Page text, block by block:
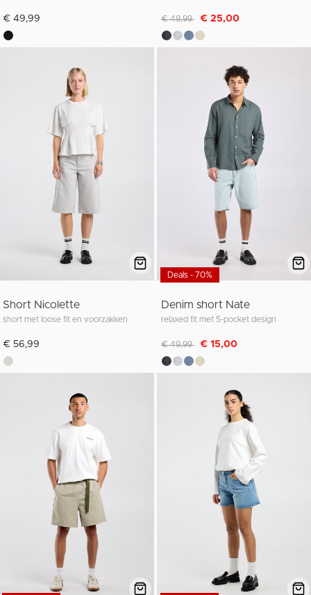
€ 49,99 Afgeprijsd van
€ 49,99 naar
€ 25,00
Short Nicolette
short met loose fit en voorzakken
€ 56,99
Deals - 70%
Denim short Nate
relaxed fit met 5-pocket design
Afgeprijsd van
€ 49,99 naar
€ 15,00